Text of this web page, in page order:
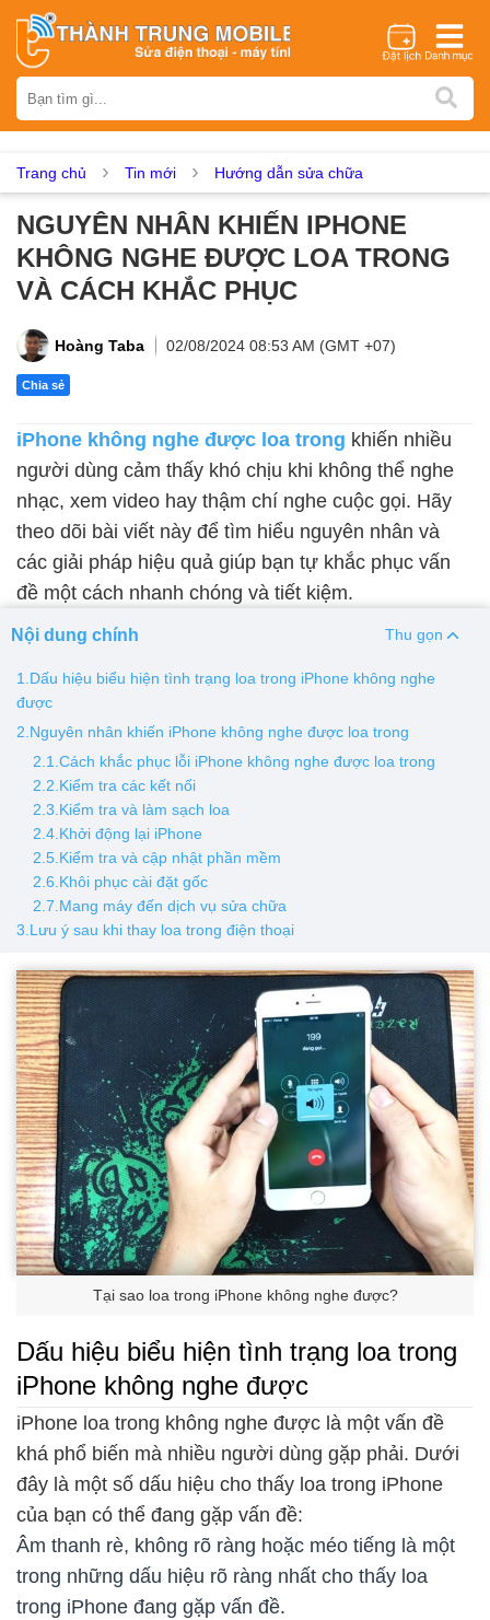
iPhone Samsung Oppo Xiaomi Realme Vivo
Nokia
Asus Sony Vertu LG Tecno
Dịch vụ sửa chữa
Thay màn hình Thay pin
Thay kính lưng
Thay mic Thay rung Thay main Unlock - Mở Khoá
Màn hình Vsmart Màn hình Google Pixel
Thay pin
Pin iPhone Pin Samsumg Pin Oppo Pin Xiaomi
Pin Realme
Thay vỏ
Vỏ iPhone Vỏ Samsung Vỏ Xiaomi Vỏ Oppo
Trang chủ Tin mới Hướng dẫn sửa chữa
NGUYÊN NHÂN KHIẾN IPHONE
KHÔNG NGHE ĐƯỢC LOA TRONG
VÀ CÁCH KHẮC PHỤC
Hoàng Taba 02/08/2024 08:53 AM (GMT +07)
Chia sẻ
iPhone không nghe được loa trong khiến nhiều
người dùng cảm thấy khó chịu khi không thể nghe
nhạc, xem video hay thậm chí nghe cuộc gọi. Hãy
theo dõi bài viết này để tìm hiểu nguyên nhân và
các giải pháp hiệu quả giúp bạn tự khắc phục vấn
đề một cách nhanh chóng và tiết kiệm.
Nội dung chính Thu gọn
1.Dấu hiệu biểu hiện tình trạng loa trong iPhone không nghe
được
2.Nguyên nhân khiến iPhone không nghe được loa trong
2.1.Cách khắc phục lỗi iPhone không nghe được loa trong
2.2.Kiểm tra các kết nối
2.3.Kiểm tra và làm sạch loa
2.4.Khởi động lại iPhone
2.5.Kiểm tra và cập nhật phần mềm
2.6.Khôi phục cài đặt gốc
2.7.Mang máy đến dịch vụ sửa chữa
3.Lưu ý sau khi thay loa trong điện thoại
Tại sao loa trong iPhone không nghe được?
Dấu hiệu biểu hiện tình trạng loa trong
iPhone không nghe được
iPhone loa trong không nghe được là một vấn đề
khá phổ biến mà nhiều người dùng gặp phải. Dưới
đây là một số dấu hiệu cho thấy loa trong iPhone
của bạn có thể đang gặp vấn đề:
Âm thanh rè, không rõ ràng hoặc méo tiếng là một
trong những dấu hiệu rõ ràng nhất cho thấy loa
trong iPhone đang gặp vấn đề.